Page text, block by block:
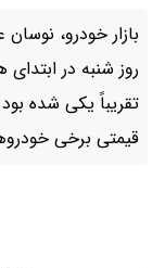
بازار خودرو،
روز شنبه در
تقریباً یکی شده
قیمتی برخی